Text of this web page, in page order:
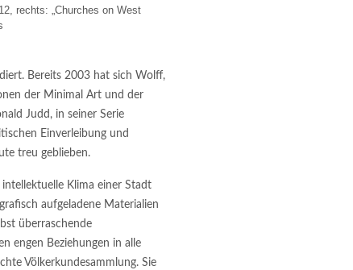
rechts: „Churches on West
Bereits 2003 hat sich Wolff,
der Minimal Art und der
Judd, in seiner Serie
Einverleibung und
treu geblieben.
Klima einer Stadt
aufgeladene Materialien
überraschende
engen Beziehungen in alle
Völkerkundesammlung. Sie